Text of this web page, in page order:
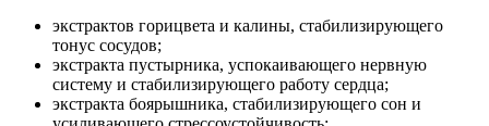
экстрактов горицвета и калины, стабилизирующего
тонус сосудов;
экстракта пустырника, успокаивающего нервную
систему и стабилизирующего работу сердца;
экстракта боярышника, стабилизирующего сон и